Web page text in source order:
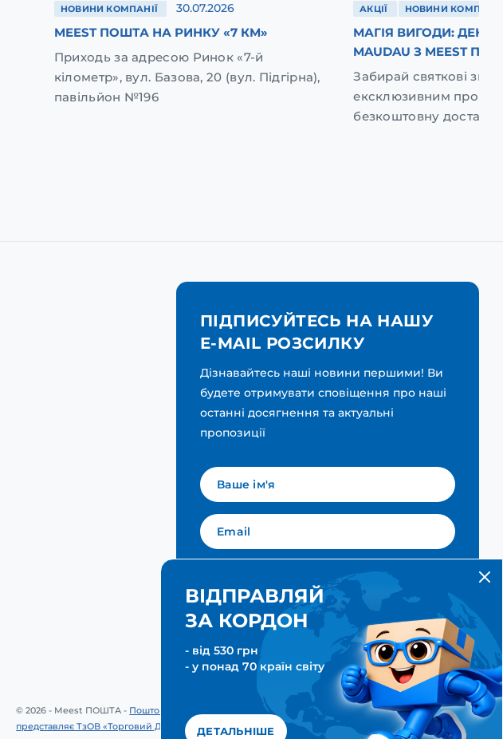
НОВИНИ КОМПАНІЇ 30.07.2026
MEEST ПОШТА НА РИНКУ «7 КМ»
Приходь за адресою Ринок «7-й
кілометр», вул. Базова, 20 (вул. Підгірна),
павільйон №196
АКЦІЇ НОВИНИ КОМПАНІЇ
МАГІЯ ВИГОДИ:
MAUDAU З MEEST
Забирай святкові
ексклюзивним
безкоштовну доставку
ПІДПИСУЙТЕСЬ НА НАШУ
E-MAIL РОЗСИЛКУ
Дізнавайтесь наші новини першими! Ви
будете отримувати сповіщення про наші
останні досягнення та актуальні
пропозиції
Мова для вашої розсилки Українська
ПІДПИСАТИСЯ
© 2026 - Meest ПОШТА - Поштові & Транспортні послуги. Всі права захищені. Meest ПОШТА®
представляє ТзОВ «Торговий Дім «Міст Експрес».
ВІДПРАВЛЯЙ
ЗА КОРДОН
- від 530 грн
- у понад 70 країн світу
ДЕТАЛЬНІШЕ